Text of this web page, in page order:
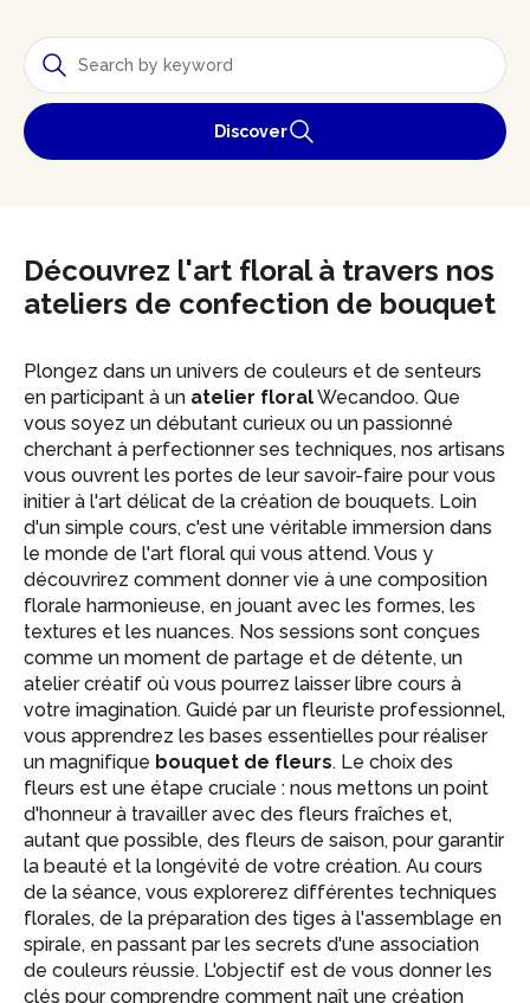
Discover
Découvrez l'art floral à travers nos
ateliers de confection de bouquet
Plongez dans un univers de couleurs et de senteurs
en participant à un atelier floralWecandoo. Que
vous soyez un débutant curieux ou un passionné
cherchant à perfectionner ses techniques, nos artisans
vous ouvrent les portes de leur savoir-faire pour vous
initier à l'art délicat de la création de bouquets. Loin
d'un simple cours, c'est une véritable immersion dans
le monde de l'art floral qui vous attend. Vous y
découvrirez comment donner vie à une composition
florale harmonieuse, en jouant avec les formes, les
textures et les nuances. Nos sessions sont conçues
comme un moment de partage et de détente, un
atelier créatif où vous pourrez laisser libre cours à
votre imagination. Guidé par un fleuriste professionnel,
vous apprendrez les bases essentielles pour réaliser
un magnifique bouquet de fleurs. Le choix des
fleurs est une étape cruciale : nous mettons un point
d'honneur à travailler avec des fleurs fraîches et,
autant que possible, des fleurs de saison, pour garantir
la beauté et la longévité de votre création. Au cours
de la séance, vous explorerez différentes techniques
florales, de la préparation des tiges à l'assemblage en
spirale, en passant par les secrets d'une association
de couleurs réussie. L'objectif est de vous donner les
clés pour comprendre comment naît une création